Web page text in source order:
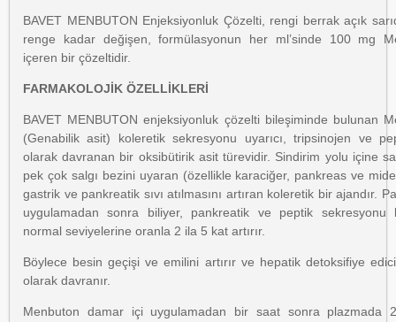
BAVET MENBUTON Enjeksiyonluk Çözelti, rengi berrak açık
renge kadar değişen, formülasyonun her ml’sinde 100 mg
içeren bir çözeltidir.
FARMAKOLOJİK ÖZELLİKLERİ
BAVET MENBUTON enjeksiyonluk çözelti bileşiminde bulunan
(Genabilik asit) koleretik sekresyonu uyarıcı, tripsinojen ve
olarak davranan bir oksibütirik asit türevidir. Sindirim yolu içine
pek çok salgı bezini uyaran (özellikle karaciğer, pankreas ve
gastrik ve pankreatik sıvı atılmasını artıran koleretik bir ajandır.
uygulamadan sonra biliyer, pankreatik ve peptik sekresyonu
normal seviyelerine oranla 2 ila 5 kat artırır.
Böylece besin geçişi ve emilini artırır ve hepatik detoksifiye
olarak davranır.
Menbuton damar içi uygulamadan bir saat sonra plazmada